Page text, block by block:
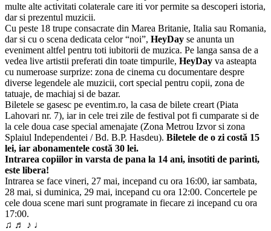
multe alte activitati colaterale care iti vor permite sa descoperi istoria,
dar si prezentul muzicii.
Cu peste 18 trupe consacrate din Marea Britanie, Italia sau Romania,
dar si cu o scena dedicata celor “noi”, HeyDay se anunta un
eveniment altfel pentru toti iubitorii de muzica. Pe langa sansa de a
vedea live artistii preferati din toate timpurile, HeyDay va asteapta
cu numeroase surprize: zona de cinema cu documentare despre
diverse legendele ale muzicii, cort special pentru copii, zona de
tatuaje, de machiaj si de bazar.
Biletele se gasesc pe eventim.ro, la casa de bilete creart (Piata
Lahovari nr. 7), iar in cele trei zile de festival pot fi cumparate si de
la cele doua case special amenajate (Zona Metrou Izvor si zona
Splaiul Independentei / Bd. B.P. Hasdeu). Biletele de o zi costă 15
lei, iar abonamentele costă 30 lei.
Intrarea copiilor in varsta de pana la 14 ani, insotiti de parinti,
este libera!
Intrarea se face vineri, 27 mai, incepand cu ora 16:00, iar sambata,
28 mai, si duminica, 29 mai, incepand cu ora 12:00. Concertele pe
cele doua scene mari sunt programate in fiecare zi incepand cu ora
17:00.
♫ ♬ ♪ ♩